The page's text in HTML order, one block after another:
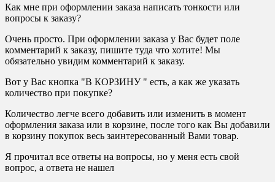
Как мне при оформлении заказа написать тонкости или
вопросы к заказу?
Очень просто. При оформлении заказа у Вас будет поле
комментарий к заказу, пишите туда что хотите! Мы
обязательно увидим комментарий к заказу.
Вот у Вас кнопка "В КОРЗИНУ " есть, а как же указать
количество при покупке?
Количество легче всего добавить или изменить в момент
оформления заказа или в корзине, после того как Вы добавили
в корзину покупок весь заинтересованный Вами товар.
Я прочитал все ответы на вопросы, но у меня есть свой
вопрос, а ответа не нашел